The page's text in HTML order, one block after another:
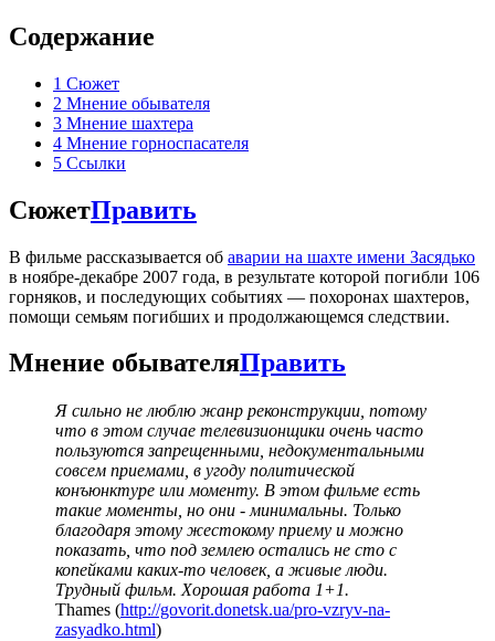
Содержание
1 Сюжет
2 Мнение обывателя
3 Мнение шахтера
4 Мнение горноспасателя
5 Ссылки
СюжетПравить
В фильме рассказывается об аварии на шахте имени Засядько
в ноябре-декабре 2007 года, в результате которой погибли 106
горняков, и последующих событиях — похоронах шахтеров,
помощи семьям погибших и продолжающемся следствии.
Мнение обывателяПравить
Я сильно не люблю жанр реконструкции, потому
что в этом случае телевизионщики очень часто
пользуются запрещенными, недокументальными
совсем приемами, в угоду политической
конъюнктуре или моменту. В этом фильме есть
такие моменты, но они - минимальны. Только
благодаря этому жестокому приему и можно
показать, что под землею остались не сто с
копейками каких-то человек, а живые люди.
Трудный фильм. Хорошая работа 1+1.
Thames (http://govorit.donetsk.ua/pro-vzryv-na-
zasyadko.html)